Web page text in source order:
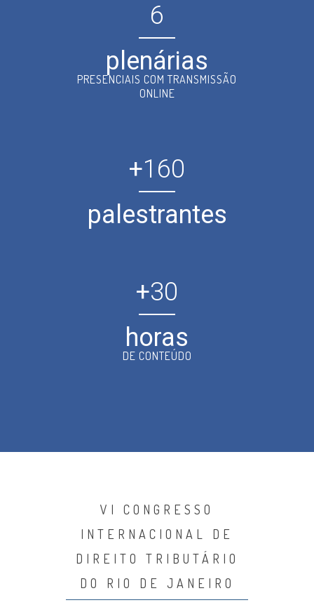
6
plenárias
PRESENCIAIS COM TRANSMISSÃO
ONLINE
+160
palestrantes
+30
horas
DE CONTEÚDO
VI CONGRESSO
INTERNACIONAL DE
DIREITO TRIBUTÁRIO
DO RIO DE JANEIRO